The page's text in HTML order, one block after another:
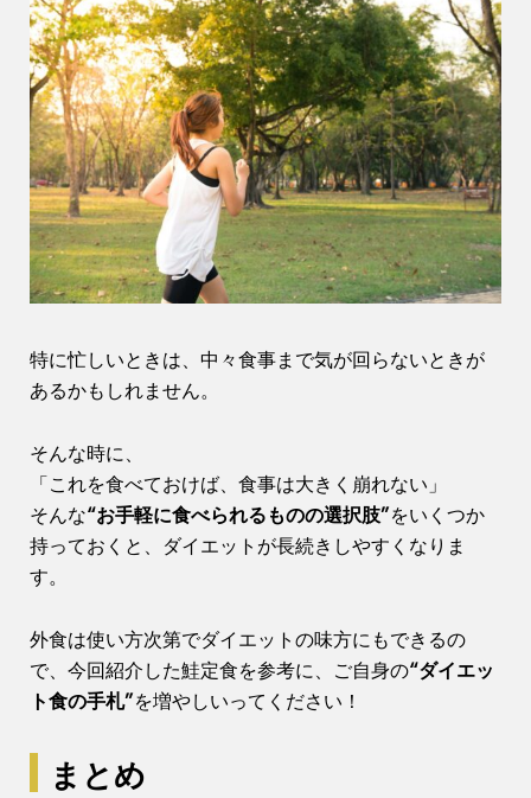
特に忙しいときは、中々食事まで気が回らないときが
あるかもしれません。
そんな時に、
「これを食べておけば、食事は大きく崩れない」
そんな“お手軽に食べられるものの選択肢”をいくつか
持っておくと、ダイエットが長続きしやすくなりま
す。
外食は使い方次第でダイエットの味方にもできるの
で、今回紹介した鮭定食を参考に、ご自身の“ダイエッ
ト食の手札”を増やしいってください！
まとめ